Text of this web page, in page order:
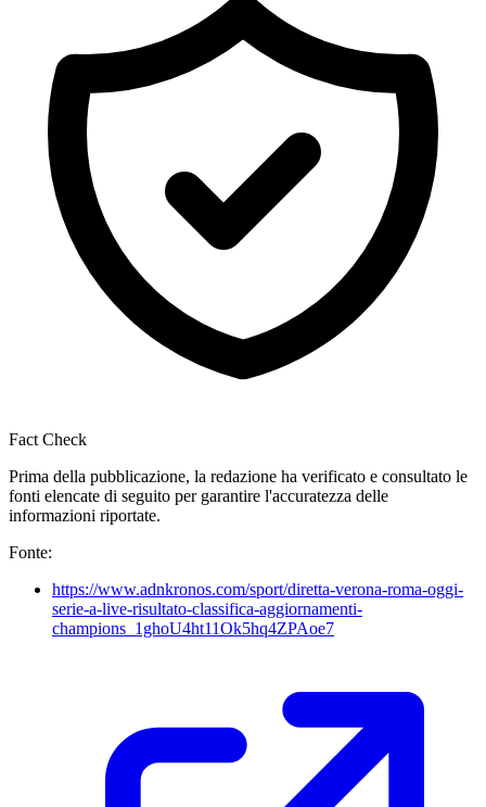
Fact Check
Prima della pubblicazione, la redazione ha verificato e consultato le
fonti elencate di seguito per garantire l'accuratezza delle
informazioni riportate.
Fonte:
https://www.adnkronos.com/sport/diretta-verona-roma-oggi-
serie-a-live-risultato-classifica-aggiornamenti-
champions_1ghoU4ht11Ok5hq4ZPAoe7